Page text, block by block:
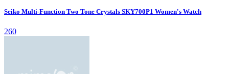
Seiko Multi-Function Two Tone Crystals SKY700P1 Women's Watch
260